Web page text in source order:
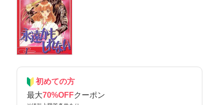
初めての方
最大70%OFFクーポン